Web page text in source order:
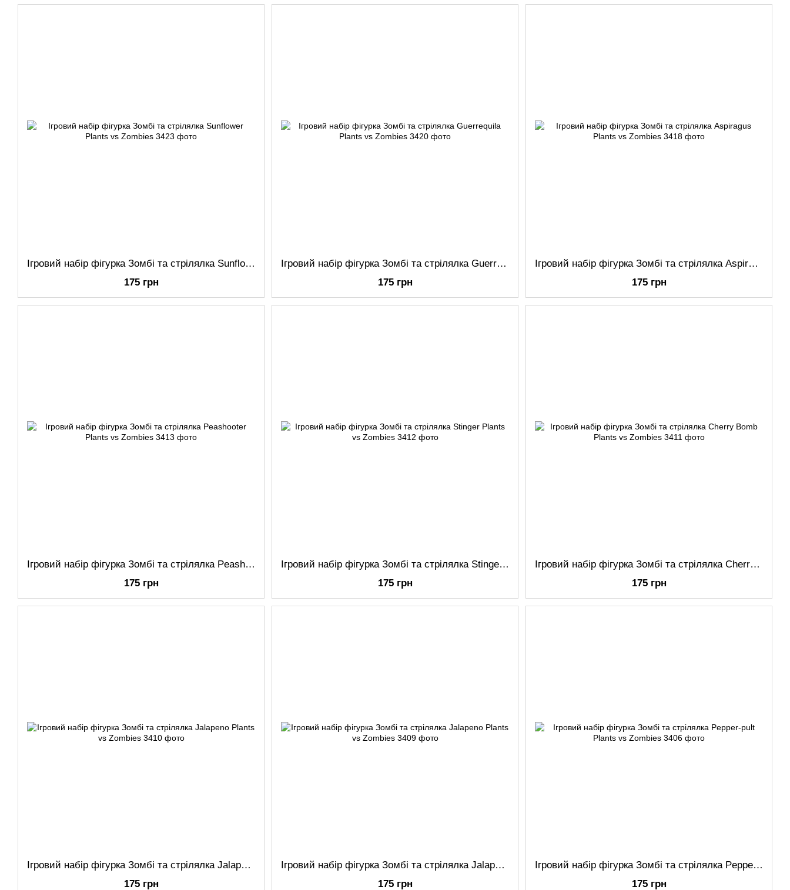
Ігровий набір фігурка Зомбі та стрілялка Sunflower Plants vs Zombies
175 грн
Ігровий набір фігурка Зомбі та стрілялка Guerrequila Plants vs Zombies
175 грн
Ігровий набір фігурка Зомбі та стрілялка Aspiragus Plants vs Zombies
175 грн
Ігровий набір фігурка Зомбі та стрілялка Peashooter Plants vs Zombies
175 грн
Ігровий набір фігурка Зомбі та стрілялка Stinger Plants vs Zombies
175 грн
Ігровий набір фігурка Зомбі та стрілялка Cherry Bomb Plants vs Zombies
175 грн
Ігровий набір фігурка Зомбі та стрілялка Jalapeno Plants vs Zombies
175 грн
Ігровий набір фігурка Зомбі та стрілялка Jalapeno Plants vs Zombies
175 грн
Ігровий набір фігурка Зомбі та стрілялка Pepper-pult Plants vs Zombies
175 грн